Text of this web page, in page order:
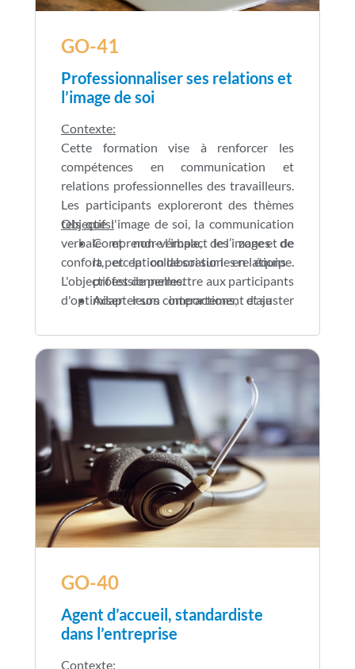
GO-41
Professionnaliser ses relations et
l’image de soi
Contexte:
Cette formation vise à renforcer les
compétences en communication et
relations professionnelles des travailleurs.
Les participants exploreront des thèmes
tels que l'image de soi, la communication
verbale et non-verbale, les zones de
confort, et la collaboration en équipe.
L'objectif est de permettre aux participants
d'optimiser leurs interactions, d'ajuster
de cultiver des relations professionnelles
Objectifs:
Comprendre l’impact de l’image et de
la perception de soi sur les relations
professionnelles.
Adapter son comportement et sa
interlocuteurs et les situations
Adopter une posture professionnelle
constructive afin d’améliorer la
qualité des relations au travail.
GO-40
Agent d’accueil, standardiste
dans l’entreprise
Contexte: